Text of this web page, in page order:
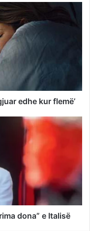
edhe kur flemë’
dona” e Italisë